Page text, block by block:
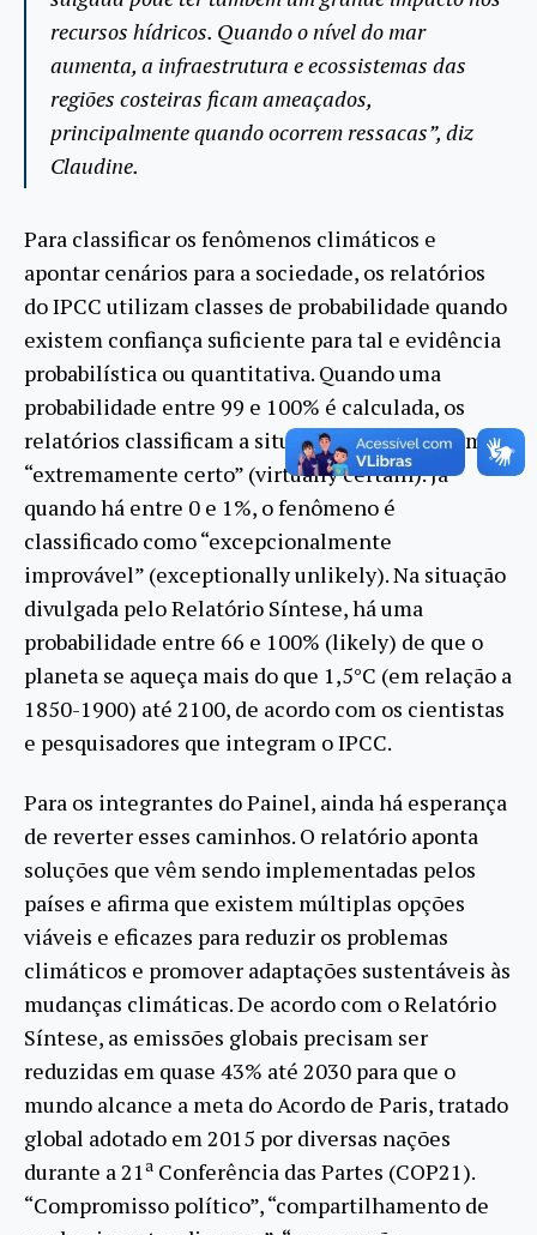
recursos hídricos. Quando o nível do mar
aumenta, a infraestrutura e ecossistemas das
regiões costeiras ficam ameaçados,
principalmente quando ocorrem ressacas”, diz
Claudine.
Para classificar os fenômenos climáticos e
apontar cenários para a sociedade, os relatórios
do IPCC utilizam classes de probabilidade quando
existem confiança suficiente para tal e evidência
probabilística ou quantitativa. Quando uma
probabilidade entre 99 e 100% é calculada, os
relatórios classificam a situação ou evento como
“extremamente certo” (virtually certain). Já
quando há entre 0 e 1%, o fenômeno é
classificado como “excepcionalmente
improvável” (exceptionally unlikely). Na situação
divulgada pelo Relatório Síntese, há uma
probabilidade entre 66 e 100% (likely) de que o
planeta se aqueça mais do que 1,5°C (em relação a
1850-1900) até 2100, de acordo com os cientistas
e pesquisadores que integram o IPCC.
Para os integrantes do Painel, ainda há esperança
de reverter esses caminhos. O relatório aponta
soluções que vêm sendo implementadas pelos
países e afirma que existem múltiplas opções
viáveis e eficazes para reduzir os problemas
climáticos e promover adaptações sustentáveis às
mudanças climáticas. De acordo com o Relatório
Síntese, as emissões globais precisam ser
reduzidas em quase 43% até 2030 para que o
mundo alcance a meta do Acordo de Paris, tratado
global adotado em 2015 por diversas nações
durante a 21a Conferência das Partes (COP21).
“Compromisso político”, “compartilhamento de